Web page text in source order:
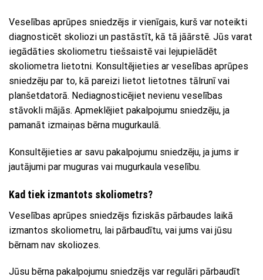
Veselības aprūpes sniedzējs ir vienīgais, kurš var noteikti
diagnosticēt skoliozi un pastāstīt, kā tā jāārstē. Jūs varat
iegādāties skoliometru tiešsaistē vai lejupielādēt
skoliometra lietotni. Konsultējieties ar veselības aprūpes
sniedzēju par to, kā pareizi lietot lietotnes tālrunī vai
planšetdatorā. Nediagnosticējiet nevienu veselības
stāvokli mājās. Apmeklējiet pakalpojumu sniedzēju, ja
pamanāt izmaiņas bērna mugurkaulā.
Konsultējieties ar savu pakalpojumu sniedzēju, ja jums ir
jautājumi par muguras vai mugurkaula veselību.
Kad tiek izmantots skoliometrs?
Veselības aprūpes sniedzējs fiziskās pārbaudes laikā
izmantos skoliometru, lai pārbaudītu, vai jums vai jūsu
bērnam nav skoliozes.
Jūsu bērna pakalpojumu sniedzējs var regulāri pārbaudīt